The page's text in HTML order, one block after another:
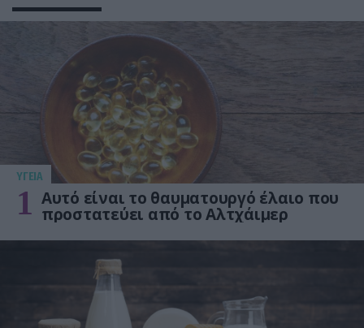
ΥΓΕΙΑ
1 Αυτό είναι το θαυματουργό έλαιο που
προστατεύει από το Αλτχάιμερ